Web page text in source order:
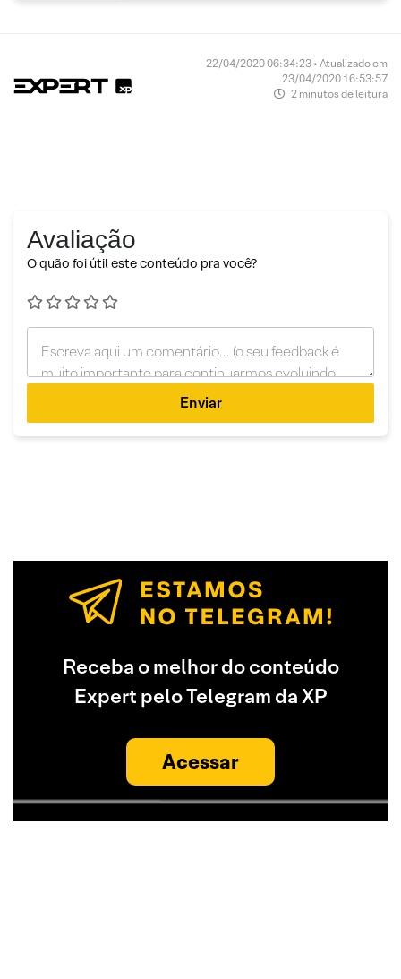
22/04/2020 06:34:23 • Atualizado em
23/04/2020 16:53:57
2 minutos de leitura
Avaliação
O quão foi útil este conteúdo pra você?
Enviar
Receba o melhor do conteúdo
Expert pelo Telegram da XP
Acessar